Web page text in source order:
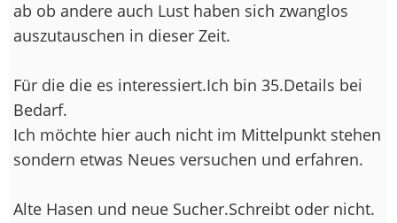
ab ob andere auch Lust haben sich zwanglos
auszutauschen in dieser Zeit.
Für die die es interessiert.Ich bin 35.Details bei
Bedarf.
Ich möchte hier auch nicht im Mittelpunkt stehen
sondern etwas Neues versuchen und erfahren.
Alte Hasen und neue Sucher.Schreibt oder nicht.